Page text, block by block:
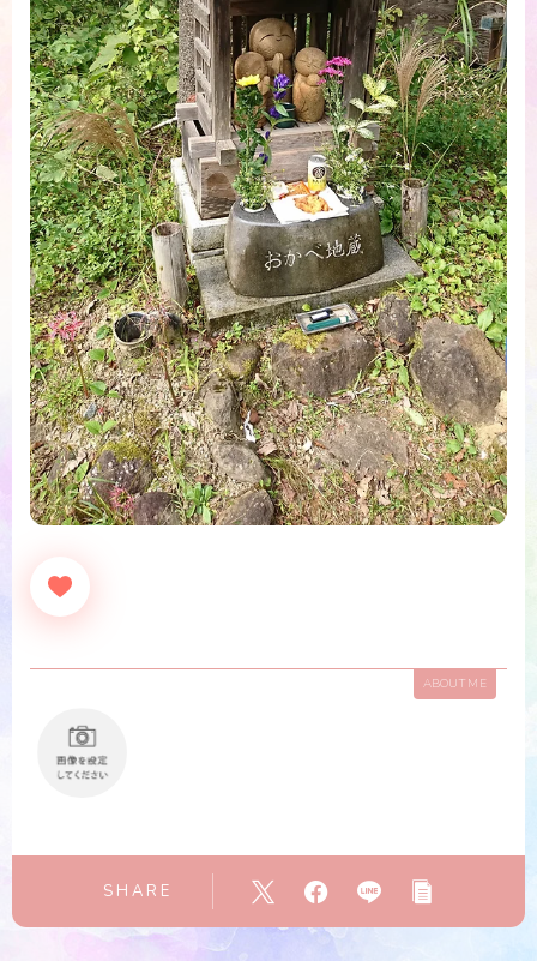
ABOUT ME
SHARE